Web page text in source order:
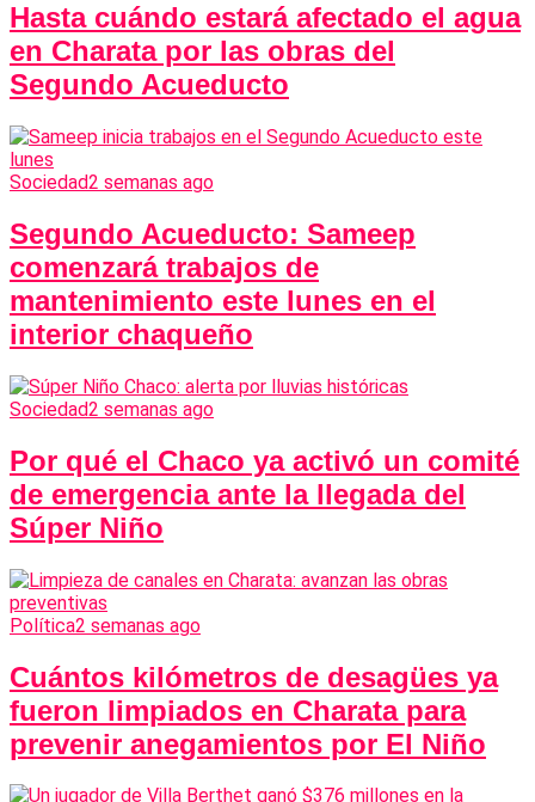
Hasta cuándo estará afectado el agua
en Charata por las obras del
Segundo Acueducto
Sociedad2 semanas ago
Segundo Acueducto: Sameep
comenzará trabajos de
mantenimiento este lunes en el
interior chaqueño
Sociedad2 semanas ago
Por qué el Chaco ya activó un comité
de emergencia ante la llegada del
Súper Niño
Política2 semanas ago
Cuántos kilómetros de desagües ya
fueron limpiados en Charata para
prevenir anegamientos por El Niño